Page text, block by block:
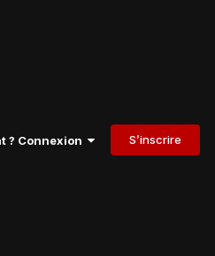
? Connexion S’inscrire